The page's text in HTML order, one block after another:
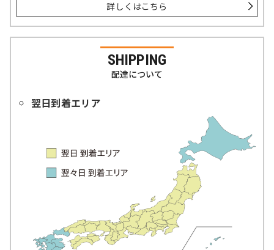
詳しくはこちら
SHIPPING
配達について
翌日到着エリア